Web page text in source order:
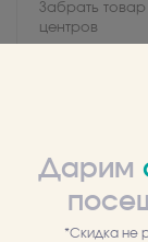
Забрать
центров
Увлажняющая
Дарим
*Скидка не